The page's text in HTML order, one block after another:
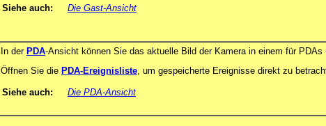
Siehe auch: Die Gast-Ansicht
In der PDA-Ansicht können Sie das aktuelle Bild der Kamera in einem für
Öffnen Sie die PDA-Ereignisliste, um gespeicherte Ereignisse direkt zu
Siehe auch: Die PDA-Ansicht